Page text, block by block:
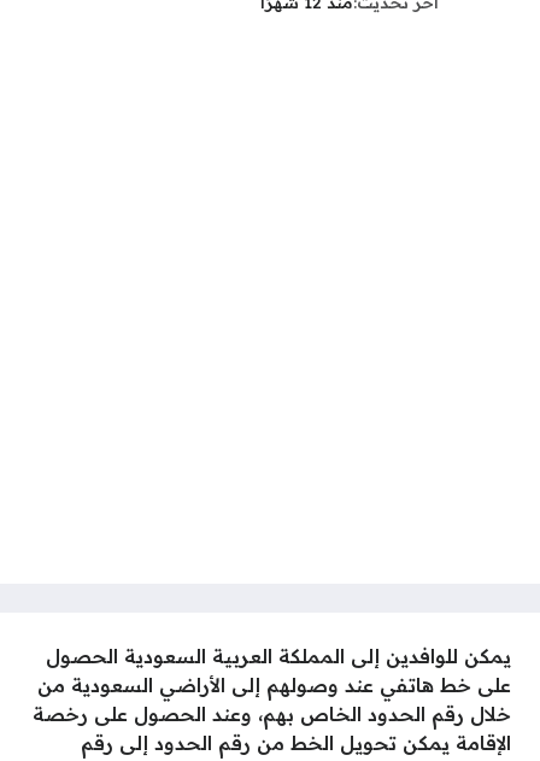
يمكن للوافدين إلى المملكة العربية السعودية الحصول
على خط هاتفي عند وصولهم إلى الأراضي السعودية من
خلال رقم الحدود الخاص بهم، وعند الحصول على رخصة
الإقامة يمكن تحويل الخط من رقم الحدود إلى رقم